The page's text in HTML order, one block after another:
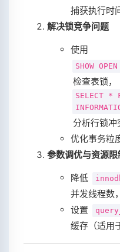
捕获执行时
解决锁竞争问题
使用
SHOW
检查表锁，
SELECT *
分析行锁冲
优化事务粒
参数调优与资源限
降低
并发线程数
设置
缓存（适用